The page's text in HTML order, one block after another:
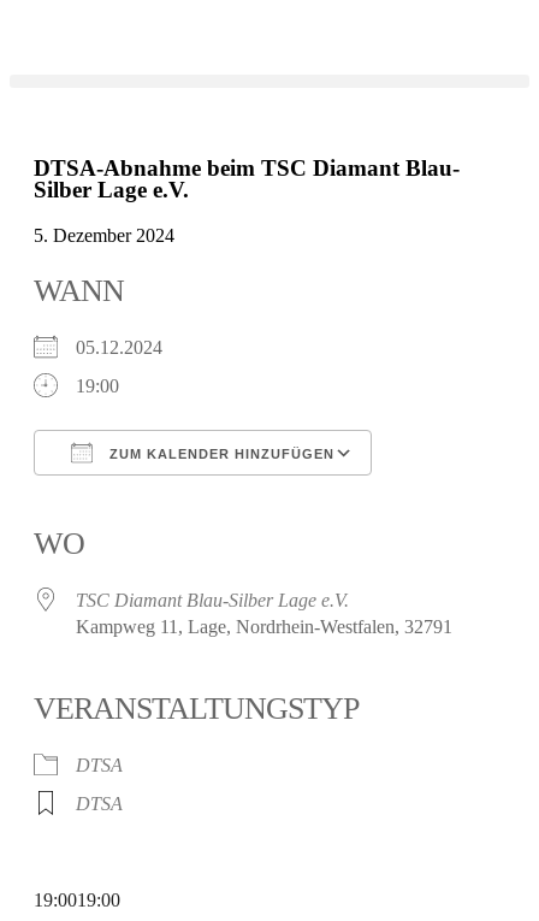
DTSA-Abnahme beim TSC Diamant Blau-
Silber Lage e.V.
5. Dezember 2024
WANN
05.12.2024
19:00
ZUM KALENDER HINZUFÜGEN
WO
TSC Diamant Blau-Silber Lage e.V.
Kampweg 11, Lage, Nordrhein-Westfalen, 32791
VERANSTALTUNGSTYP
DTSA
DTSA
19:0019:00